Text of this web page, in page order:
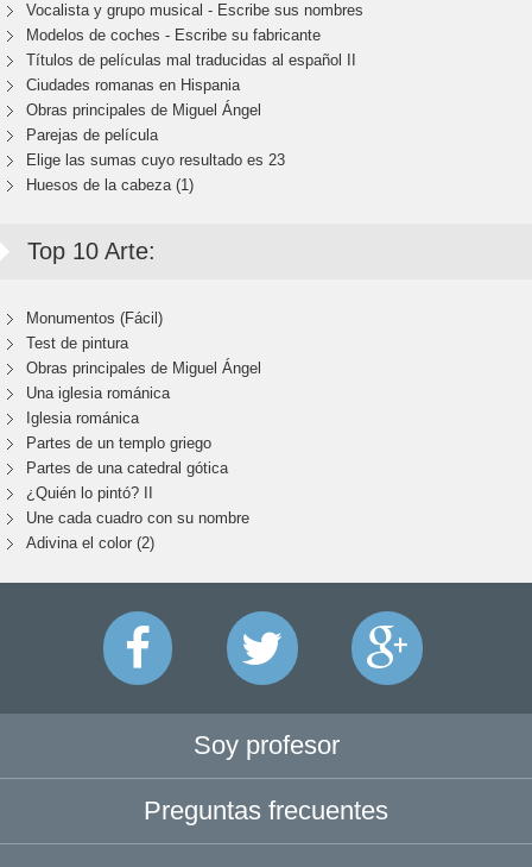
Vocalista y grupo musical - Escribe sus nombres
Modelos de coches - Escribe su fabricante
Títulos de películas mal traducidas al español II
Ciudades romanas en Hispania
Obras principales de Miguel Ángel
Parejas de película
Elige las sumas cuyo resultado es 23
Huesos de la cabeza (1)
Top 10 Arte:
Monumentos (Fácil)
Test de pintura
Obras principales de Miguel Ángel
Una iglesia románica
Iglesia románica
Partes de un templo griego
Partes de una catedral gótica
¿Quién lo pintó? II
Une cada cuadro con su nombre
Adivina el color (2)
Soy profesor
Preguntas frecuentes